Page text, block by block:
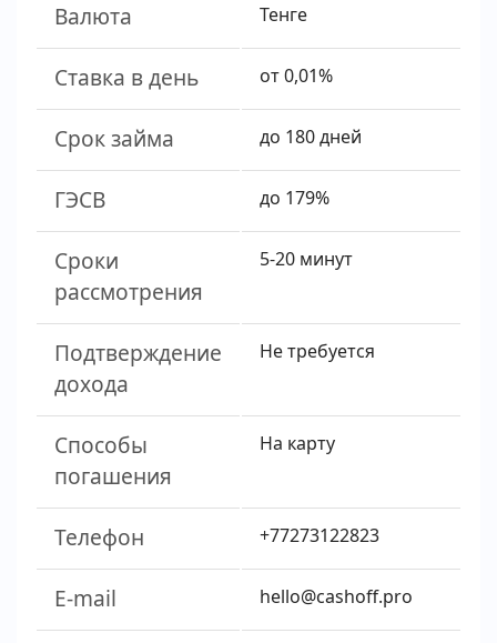
Валюта Тенге
Ставка в день от 0,01%
Срок займа до 180 дней
ГЭСВ до 179%
Сроки
рассмотрения
5-20 минут
Подтверждение
дохода
Не требуется
Способы
погашения
На карту
Телефон +77273122823
E-mail hello@cashoff.pro